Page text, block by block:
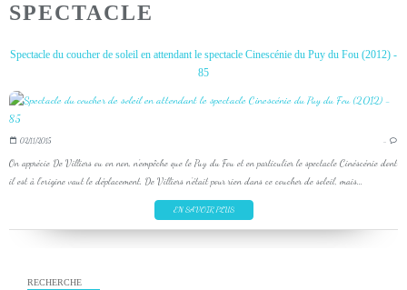
SPECTACLE
Spectacle du coucher de soleil en attendant le spectacle Cinescénie du Puy du Fou (2012) -
85
02/11/2015 …
On apprécie De Villiers ou on non, n'empêche que le Puy du Fou et en particulier le spectacle Cinéscénie dont
il est à l'origine vaut le déplacement. De Villiers n'était pour rien dans ce coucher de soleil, mais...
EN SAVOIR PLUS
RECHERCHE